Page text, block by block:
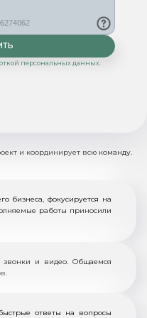
и координирует всю команду.
бизнеса, фокусируется на
работы приносили
звонки и видео. Общаемся
ответы на вопросы
персональных данных.